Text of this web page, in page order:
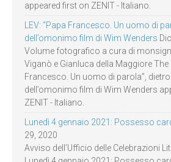
appeared first on ZENIT - Italiano.
LEV: “Papa Francesco. Un uomo di
dell’omonimo film di Wim Wenders
Volume fotografico a cura di
Viganò e Gianluca della Maggiore The
Francesco. Un uomo di parola”,
dell’omonimo film di Wim Wenders
ZENIT - Italiano.
Lunedì 4 gennaio 2021: Possesso
29, 2020
Avviso dell’Ufficio delle Celebrazioni